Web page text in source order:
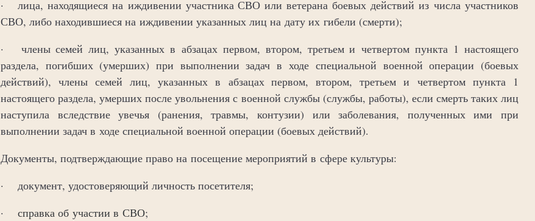
· лица, находящиеся на иждивении участника СВО или ветерана боевых действий из числа участников
СВО, либо находившиеся на иждивении указанных лиц на дату их гибели (смерти);
· члены семей лиц, указанных в абзацах первом, втором, третьем и четвертом пункта 1 настоящего
раздела, погибших (умерших) при выполнении задач в ходе специальной военной операции (боевых
действий), члены семей лиц, указанных в абзацах первом, втором, третьем и четвертом пункта 1
настоящего раздела, умерших после увольнения с военной службы (службы, работы), если смерть таких лиц
наступила вследствие увечья (ранения, травмы, контузии) или заболевания, полученных ими при
выполнении задач в ходе специальной военной операции (боевых действий).
Документы, подтверждающие право на посещение мероприятий в сфере культуры:
· документ, удостоверяющий личность посетителя;
· справка об участии в СВО;